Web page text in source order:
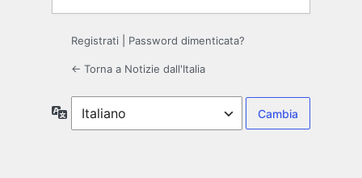
Registrati Password dimenticata?
← Torna a Notizie dall'Italia
Lingua